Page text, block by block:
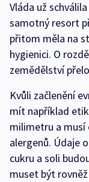
Vláda už
samotný resort
přitom měla na
hygienici. O
zemědělství
Kvůli začlenění
mít například
milimetru a musí
alergenů. Údaje
cukru a soli
muset být